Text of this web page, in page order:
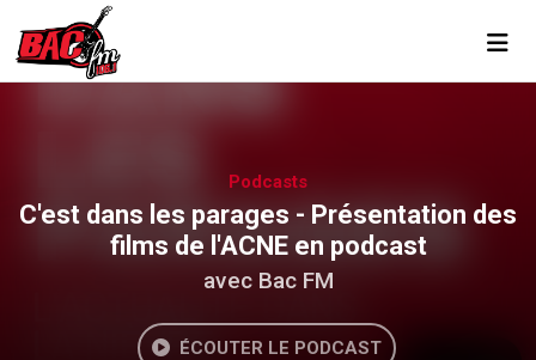
Podcasts
C'est dans les parages - Présentation des
films de l'ACNE en podcast
avec Bac FM
ÉCOUTER LE PODCAST